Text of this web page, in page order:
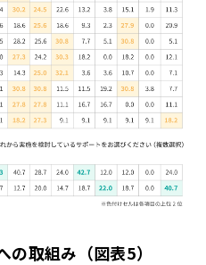
取組み（図表5）